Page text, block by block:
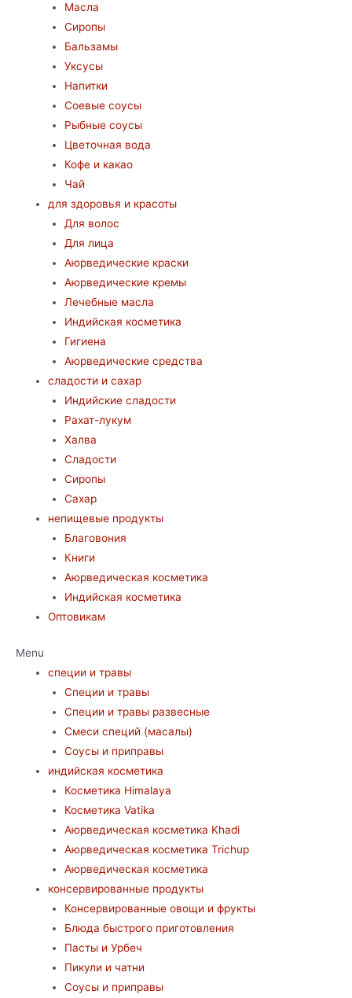
Масла
Сиропы
Бальзамы
Уксусы
Напитки
Соевые соусы
Рыбные соусы
Цветочная вода
Кофе и какао
Чай
для здоровья и красоты
Для волос
Для лица
Аюрведические краски
Аюрведические кремы
Лечебные масла
Индийская косметика
Гигиена
Аюрведические средства
сладости и сахар
Индийские сладости
Рахат-лукум
Халва
Сладости
Сиропы
Сахар
непищевые продукты
Благовония
Книги
Аюрведическая косметика
Индийская косметика
Оптовикам
Menu
специи и травы
Специи и травы
Специи и травы развесные
Смеси специй (масалы)
Соусы и приправы
индийская косметика
Косметика Himalaya
Косметика Vatika
Аюрведическая коcметика Khadi
Аюрведическая коcметика Trichup
Аюрведическая косметика
консервированные продукты
Консервированные овощи и фрукты
Блюда быстрого приготовления
Пасты и Урбеч
Пикули и чатни
Соусы и приправы